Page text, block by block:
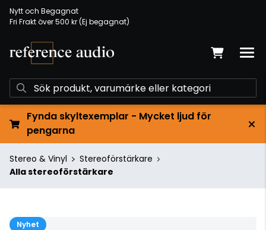
Nytt och Begagnat
Fri Frakt över 500 kr (Ej begagnat)
Fynda skyltexemplar - Mycket ljud för
pengarna
Stereo & Vinyl
Stereoförstärkare
Alla stereoförstärkare
Nyhet